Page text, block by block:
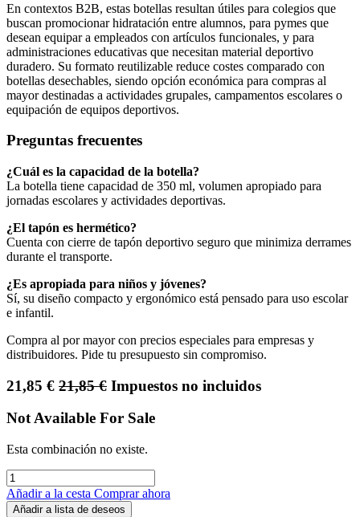
En contextos B2B, estas botellas resultan útiles para colegios que
buscan promocionar hidratación entre alumnos, para pymes que
desean equipar a empleados con artículos funcionales, y para
administraciones educativas que necesitan material deportivo
duradero. Su formato reutilizable reduce costes comparado con
botellas desechables, siendo opción económica para compras al
mayor destinadas a actividades grupales, campamentos escolares o
equipación de equipos deportivos.
Preguntas frecuentes
¿Cuál es la capacidad de la botella?
La botella tiene capacidad de 350 ml, volumen apropiado para
jornadas escolares y actividades deportivas.
¿El tapón es hermético?
Cuenta con cierre de tapón deportivo seguro que minimiza derrames
durante el transporte.
¿Es apropiada para niños y jóvenes?
Sí, su diseño compacto y ergonómico está pensado para uso escolar
e infantil.
Compra al por mayor con precios especiales para empresas y
distribuidores. Pide tu presupuesto sin compromiso.
21,85 € 21,85€ Impuestos no incluidos
Not Available For Sale
Esta combinación no existe.
Añadir a la cesta Comprar ahora
Añadir a lista de deseos